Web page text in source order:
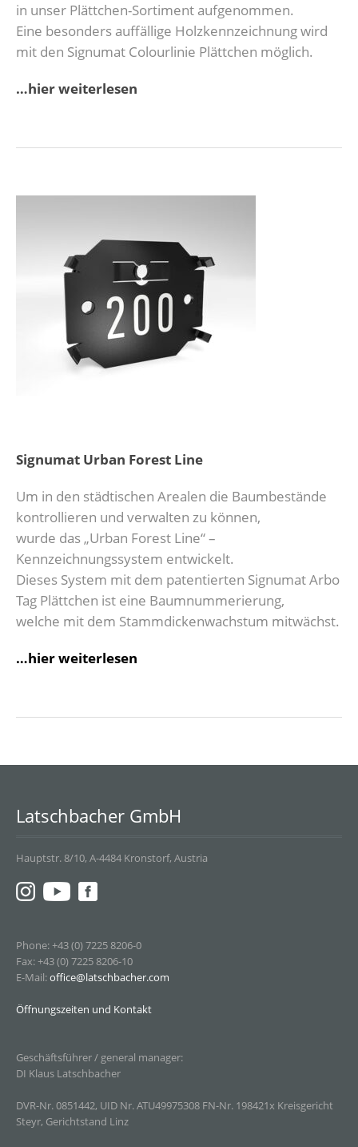
in unser Plättchen-Sortiment aufgenommen.
Eine besonders auffällige Holzkennzeichnung wird
mit den Signumat Colourlinie Plättchen möglich.
…hier weiterlesen
Signumat Urban Forest Line
Um in den städtischen Arealen die Baumbestände
kontrollieren und verwalten zu können,
wurde das „Urban Forest Line“ –
Kennzeichnungssystem entwickelt.
Dieses System mit dem patentierten Signumat Arbo
Tag Plättchen ist eine Baumnummerierung,
welche mit dem Stammdickenwachstum mitwächst.
…hier weiterlesen
Latschbacher GmbH
Hauptstr. 8/10, A-4484 Kronstorf, Austria
Phone: +43 (0) 7225 8206-0
Fax: +43 (0) 7225 8206-10
E-Mail:office@latschbacher.com
Öffnungszeiten und Kontakt
Geschäftsführer / general manager:
DI Klaus Latschbacher
DVR-Nr. 0851442, UID Nr. ATU49975308 FN-Nr. 198421x Kreisgericht
Steyr, Gerichtstand Linz